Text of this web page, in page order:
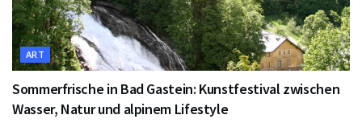
ART
Sommerfrische in Bad Gastein: Kunstfestival zwischen
Wasser, Natur und alpinem Lifestyle